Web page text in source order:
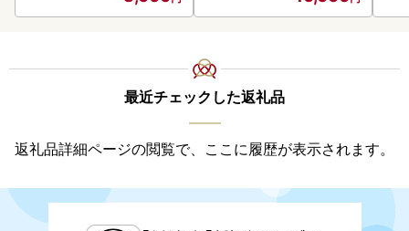
設けておりません。同一年内で複数回の寄附を行った場合で
最近チェックした返礼品
返礼品詳細ページの閲覧で、ここに履歴が表示されます。